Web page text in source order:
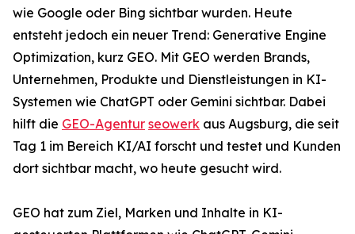
wie Google oder Bing sichtbar wurden. Heute
entsteht jedoch ein neuer Trend: Generative Engine
Optimization, kurz GEO. Mit GEO werden Brands,
Unternehmen, Produkte und Dienstleistungen in KI-
Systemen wie ChatGPT oder Gemini sichtbar. Dabei
hilft die GEO-Agentur seowerk aus Augsburg, die seit
Tag 1 im Bereich KI/AI forscht und testet und Kunden
dort sichtbar macht, wo heute gesucht wird.
GEO hat zum Ziel, Marken und Inhalte in KI-